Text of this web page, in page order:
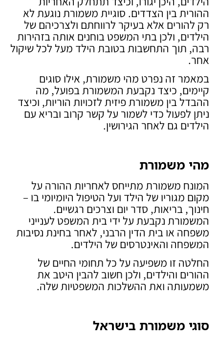
ההורית בין הצדדים. סוגיית משמורת נוגעת לא
רק להורים אלא בעיקר לרווחתם ולצרכיהם של
הילדים, ולכן בתי המשפט בוחנים אותה בזהירות
רבה, תוך התחשבות בטובת הילד מעל לכל שיקול
אחר.
במאמר זה נפרט מהי משמורת, אילו סוגים
קיימים, כיצד נקבעת המשמורת בפועל, מה
ההבדל בין משמורת פיזית לזכויות הוריות, וכיצד
ניתן לפעול כדי לשמור על קשר קרוב ובריא עם
הילדים גם לאחר הגירושין.
מהי משמורת
המונח משמורת מתייחס לאחריות ההורה על
מקום מגוריו של הילד ועל הטיפול היומיומי בו –
חינוך, בריאות, סדר יום וצרכים רגשיים.
המשמורת נקבעת על ידי בית המשפט לענייני
משפחה או בית הדין הרבני, לאחר בחינת נסיבות
המשפחה והאינטרסים של הילדים.
החלטה זו משפיעה על כל תחומי החיים של
ההורים והילדים, ולכן חשוב להבין היטב את
משמעותה ואת ההשלכות המשפטיות שלה.
סוגי משמורת בישראל